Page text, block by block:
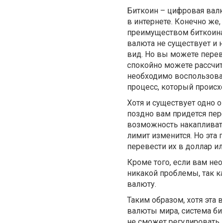
Биткоин – цифровая
в интернете. Конечно
преимуществом
валюта не существует
вид. Но вы можете
спокойно можете
необходимо
процесс, который
Хотя и существует одно
поздно вам придется
возможность
лимит изменится. Но эта
перевести их в доллар
Кроме того, если вам
никакой проблемы, так
валюту.
Таким образом, хотя
валюты мира, система